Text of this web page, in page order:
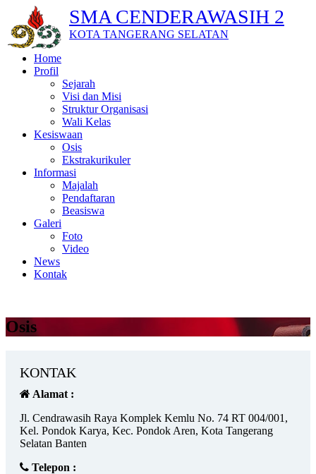
SMA CENDERAWASIH 2
KOTA TANGERANG SELATAN
Home
Profil
Sejarah
Visi dan Misi
Struktur Organisasi
Wali Kelas
Kesiswaan
Osis
Ekstrakurikuler
Informasi
Majalah
Pendaftaran
Beasiswa
Galeri
Foto
Video
News
Kontak
Osis
KONTAK
Alamat :
Jl. Cendrawasih Raya Komplek Kemlu No. 74 RT 004/001,
Kel. Pondok Karya, Kec. Pondok Aren, Kota Tangerang
Selatan Banten
Telepon :